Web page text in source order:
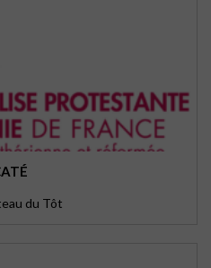
du Tôt